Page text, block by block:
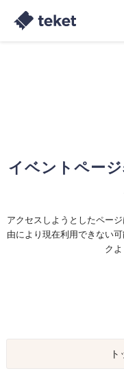
イベントペー
アクセスしようとしたペー
由により現在利用できない
ク